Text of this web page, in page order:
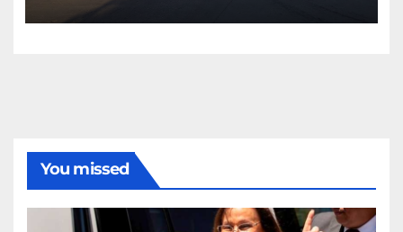
Poza Rica; fuerzas federales y
estatales refuerzan vigilancia
You missed